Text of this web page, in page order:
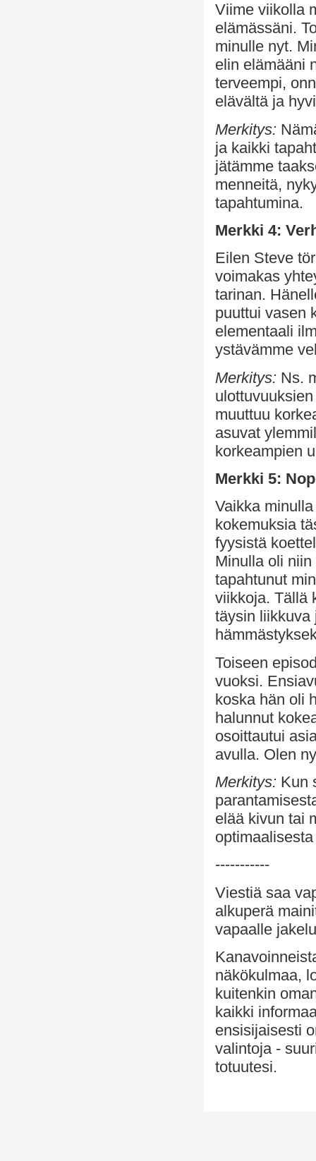
Viime viikolla
elämässäni.
minulle nyt.
elin elämääni
terveempi,
elävältä ja
Merkitys:
ja kaikki
jätämme
menneitä,
tapahtumina.
Merkki 4:
Eilen Steve
voimakas
tarinan.
puuttui vasen
elementaali
ystävämme
Merkitys: Ns.
muuttuu
asuvat
korkeampien
Merkki 5:
Vaikka
kokemuksia
fyysistä
Minulla oli
tapahtunut
viikkoja. Tällä
täysin liikkuva
Toiseen
vuoksi.
koska hän oli
halunnut
osoittautui
avulla. Olen
Merkitys: Kun
elää kivun tai
-----------
Viestiä saa
alkuperä
vapaalle
näkökulmaa,
kuitenkin
kaikki
ensisijaisesti
valintoja -
totuutesi.